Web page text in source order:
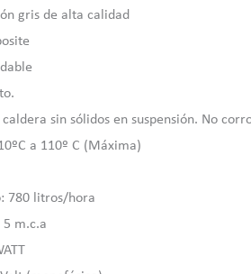
gris de alta calidad
sin sólidos en suspensión. No
a 110º C (Máxima)
780 litros/hora
m.c.a